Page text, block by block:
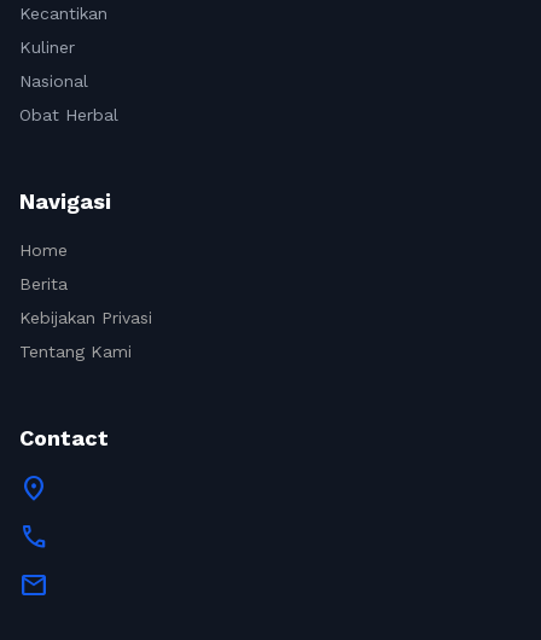
Kecantikan
Kuliner
Nasional
Obat Herbal
Navigasi
Home
Berita
Kebijakan Privasi
Tentang Kami
Contact
location_on
call
mail